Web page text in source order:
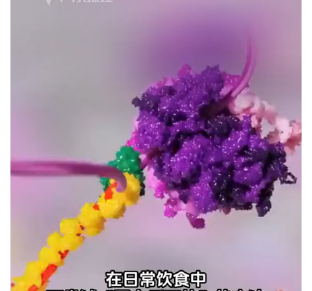
[2024-06-15]掼中冠——2024广东省掼牌电视争霸赛
上一篇 2024年6月15日 22:06
湾区文化坊：蒋文端粤剧艺术专场
2024年6月16日 06:12
相关推荐